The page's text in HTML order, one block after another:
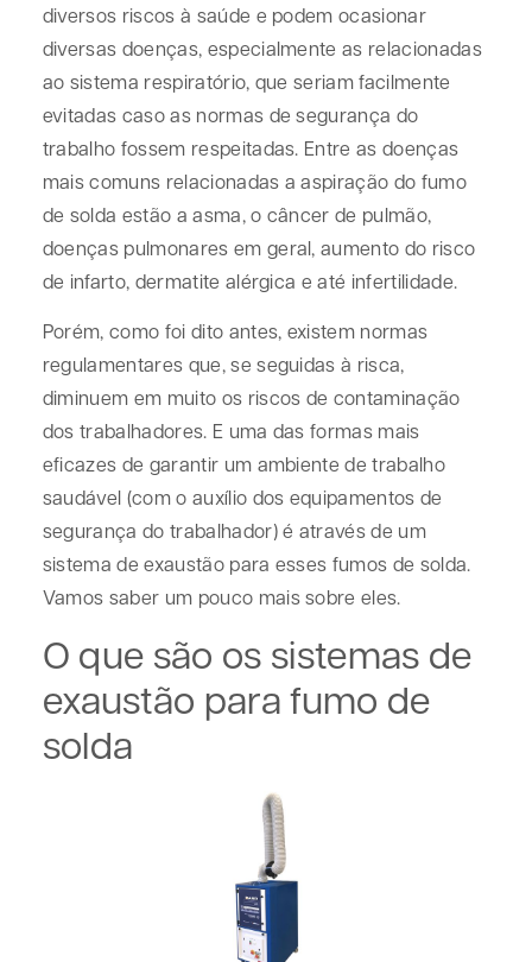
diversos riscos à saúde e podem ocasionar
diversas doenças, especialmente as relacionadas
ao sistema respiratório, que seriam facilmente
evitadas caso as normas de segurança do
trabalho fossem respeitadas. Entre as doenças
mais comuns relacionadas a aspiração do fumo
de solda estão a asma, o câncer de pulmão,
doenças pulmonares em geral, aumento do risco
de infarto, dermatite alérgica e até infertilidade.
Porém, como foi dito antes, existem normas
regulamentares que, se seguidas à risca,
diminuem em muito os riscos de contaminação
dos trabalhadores. E uma das formas mais
eficazes de garantir um ambiente de trabalho
saudável (com o auxílio dos equipamentos de
segurança do trabalhador) é através de um
sistema de exaustão para esses fumos de solda.
Vamos saber um pouco mais sobre eles.
O que são os sistemas de
exaustão para fumo de
solda